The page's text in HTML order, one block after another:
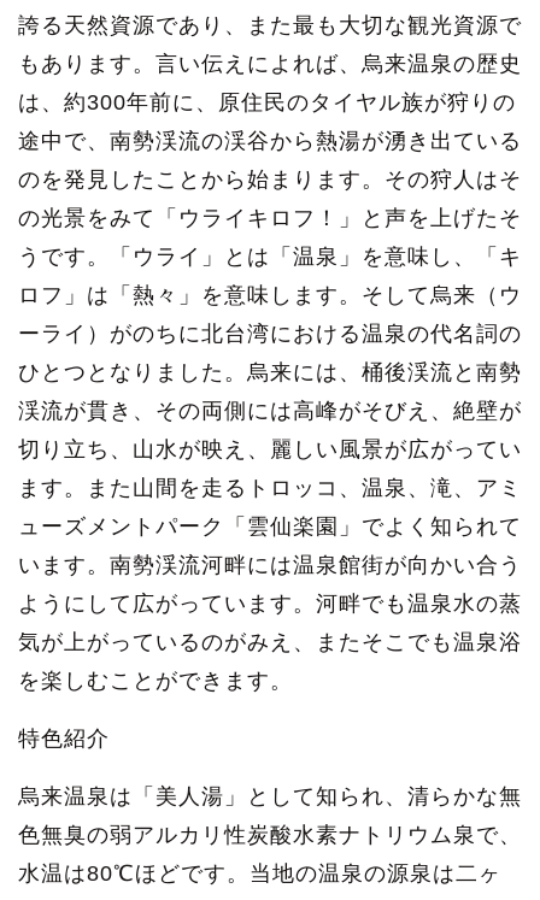
誇る天然資源であり、また最も大切な観光資源で
もあります。言い伝えによれば、烏来温泉の歴史
は、約300年前に、原住民のタイヤル族が狩りの
途中で、南勢渓流の渓谷から熱湯が湧き出ている
のを発見したことから始まります。その狩人はそ
の光景をみて「ウライキロフ！」と声を上げたそ
うです。「ウライ」とは「温泉」を意味し、「キ
ロフ」は「熱々」を意味します。そして烏来（ウ
ーライ）がのちに北台湾における温泉の代名詞の
ひとつとなりました。烏来には、桶後渓流と南勢
渓流が貫き、その両側には高峰がそびえ、絶壁が
切り立ち、山水が映え、麗しい風景が広がってい
ます。また山間を走るトロッコ、温泉、滝、アミ
ューズメントパーク「雲仙楽園」でよく知られて
います。南勢渓流河畔には温泉館街が向かい合う
ようにして広がっています。河畔でも温泉水の蒸
気が上がっているのがみえ、またそこでも温泉浴
を楽しむことができます。
特色紹介
烏来温泉は「美人湯」として知られ、清らかな無
色無臭の弱アルカリ性炭酸水素ナトリウム泉で、
水温は80℃ほどです。当地の温泉の源泉は二ヶ